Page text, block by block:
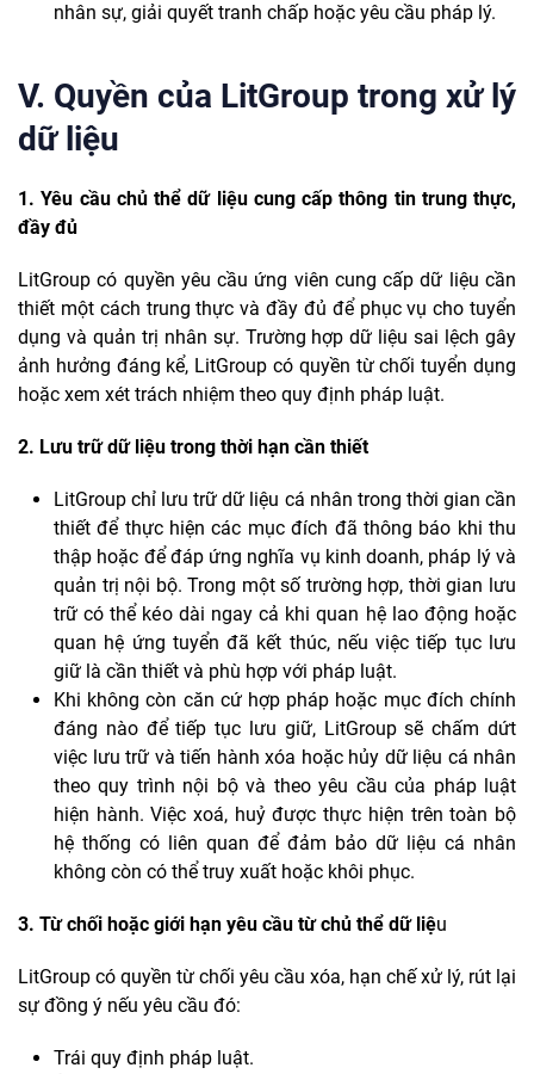
nhân sự, giải quyết tranh chấp hoặc yêu cầu pháp lý.
V. Quyền của LitGroup trong xử lý
dữ liệu
1. Yêu cầu chủ thể dữ liệu cung cấp thông tin trung thực,
đầy đủ
LitGroup có quyền yêu cầu ứng viên cung cấp dữ liệu cần
thiết một cách trung thực và đầy đủ để phục vụ cho tuyển
dụng và quản trị nhân sự. Trường hợp dữ liệu sai lệch gây
ảnh hưởng đáng kể, LitGroup có quyền từ chối tuyển dụng
hoặc xem xét trách nhiệm theo quy định pháp luật.
2. Lưu trữ dữ liệu trong thời hạn cần thiết
LitGroup chỉ lưu trữ dữ liệu cá nhân trong thời gian cần
thiết để thực hiện các mục đích đã thông báo khi thu
thập hoặc để đáp ứng nghĩa vụ kinh doanh, pháp lý và
quản trị nội bộ. Trong một số trường hợp, thời gian lưu
trữ có thể kéo dài ngay cả khi quan hệ lao động hoặc
quan hệ ứng tuyển đã kết thúc, nếu việc tiếp tục lưu
giữ là cần thiết và phù hợp với pháp luật.
Khi không còn căn cứ hợp pháp hoặc mục đích chính
đáng nào để tiếp tục lưu giữ, LitGroup sẽ chấm dứt
việc lưu trữ và tiến hành xóa hoặc hủy dữ liệu cá nhân
theo quy trình nội bộ và theo yêu cầu của pháp luật
hiện hành. Việc xoá, huỷ được thực hiện trên toàn bộ
hệ thống có liên quan để đảm bảo dữ liệu cá nhân
không còn có thể truy xuất hoặc khôi phục.
3. Từ chối hoặc giới hạn yêu cầu từ chủ thể dữ liệu
LitGroup có quyền từ chối yêu cầu xóa, hạn chế xử lý, rút lại
sự đồng ý nếu yêu cầu đó:
Trái quy định pháp luật.